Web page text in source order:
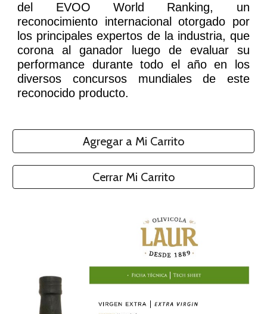
del EVOO World Ranking, un
reconocimiento internacional otorgado por
los principales expertos de la industria, que
corona al ganador luego de evaluar su
performance durante todo el año en los
diversos concursos mundiales de este
reconocido producto.
Agregar a Mi Carrito
Cerrar Mi Carrito